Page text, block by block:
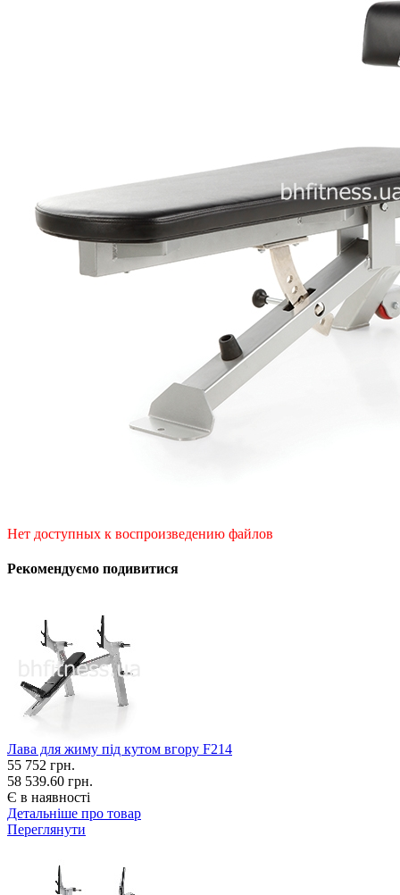
Нет доступных к воспроизведению файлов
Рекомендуємо подивитися
Лава для жиму під кутом вгору F214
55 752 грн.
58 539.60 грн.
Є в наявності
Детальніше про товар
Переглянути